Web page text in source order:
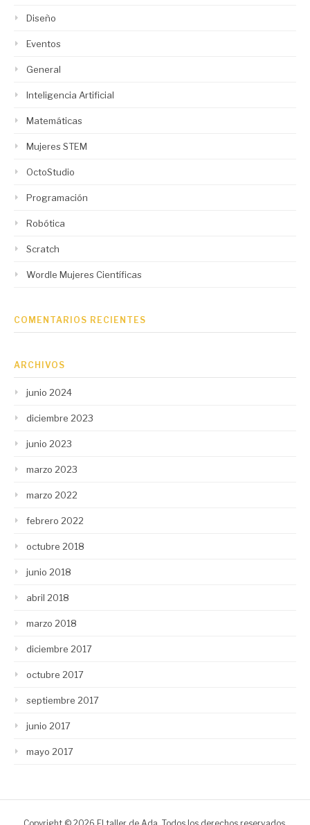
Diseño
Eventos
General
Inteligencia Artificial
Matemáticas
Mujeres STEM
OctoStudio
Programación
Robótica
Scratch
Wordle Mujeres Científicas
COMENTARIOS RECIENTES
ARCHIVOS
junio 2024
diciembre 2023
junio 2023
marzo 2023
marzo 2022
febrero 2022
octubre 2018
junio 2018
abril 2018
marzo 2018
diciembre 2017
octubre 2017
septiembre 2017
junio 2017
mayo 2017
Copyright © 2026 El taller de Ada. Todos los derechos reservados.